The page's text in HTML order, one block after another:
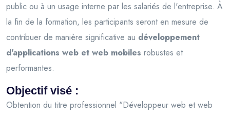
public ou à un usage interne par les salariés de l'entreprise. À
la fin de la formation, les participants seront en mesure de
contribuer de manière significative au développement
d'applications web et web mobiles robustes et
performantes.
Objectif visé :
Obtention du titre professionnel "Développeur web et web